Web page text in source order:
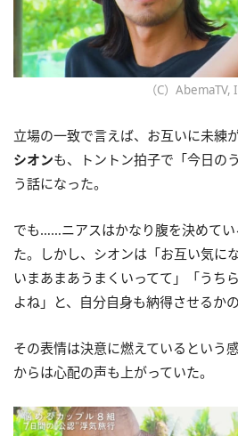
（C）AbemaTV,
立場の一致で言えば、お互いに未練
シオンも、トントン拍子で「今日の
う話になった。
でも……ニアスはかなり腹を決めて
た。しかし、シオンは「お互い気に
いまあまあうまくいってて」「うち
よね」と、自分自身も納得させるか
その表情は決意に燃えているという
からは心配の声も上がっていた。